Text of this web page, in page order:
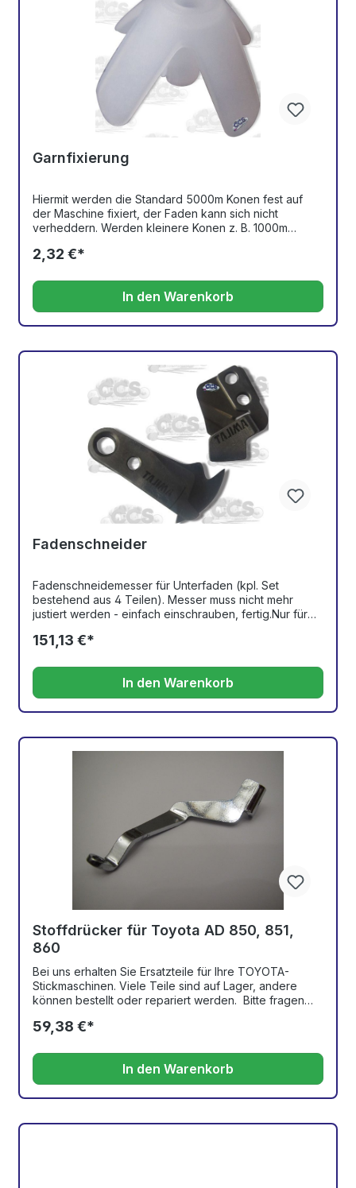
Garnfixierung
Hiermit werden die Standard 5000m Konen fest auf
der Maschine fixiert, der Faden kann sich nicht
verheddern. Werden kleinere Konen z. B. 1000m
abgezogen werden und damit sind auch kleinere
2,32 €*
In den Warenkorb
Fadenschneider
Fadenschneidemesser für Unterfaden (kpl. Set
bestehend aus 4 Teilen). Messer muss nicht mehr
justiert werden - einfach einschrauben, fertig.Nur für
151,13 €*
In den Warenkorb
Stoffdrücker für Toyota AD 850, 851,
860
Bei uns erhalten Sie Ersatzteile für Ihre TOYOTA-
Stickmaschinen. Viele Teile sind auf Lager, andere
können bestellt oder repariert werden. Bitte fragen
finden sind, per e-Mail nach. Wir benötigen nur die
Katalog und können Ihnen sofort Auskunft geben.
59,38 €*
In den Warenkorb